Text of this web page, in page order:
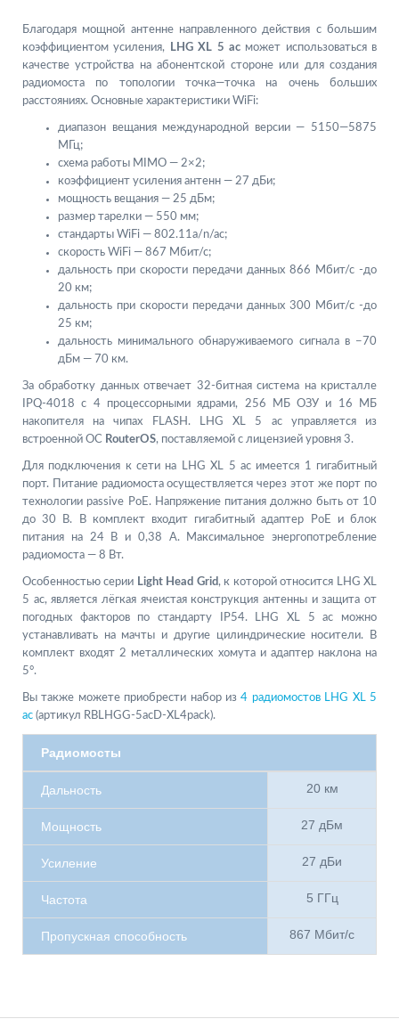
Благодаря мощной антенне направленного действия с большим
коэффициентом усиления,
LHG XL 5 acможет использоваться в
качестве устройства на абонентской стороне или для создания
радиомоста по топологии точка—точка на очень больших
расстояниях. Основные характеристики WiFi:
диапазон вещания международной версии — 5150—5875
МГц;
схема работы MIMO — 2×2;
коэффициент усиления антенн — 27 дБи;
мощность вещания — 25 дБм;
размер тарелки — 550 мм;
стандарты WiFi — 802.11a/n/ac;
скорость WiFi — 867 Мбит/с;
дальность при скорости передачи данных 866 Мбит/с -до
20 км;
дальность при скорости передачи данных 300 Мбит/с -до
25 км;
дальность минимального обнаруживаемого сигнала в −70
дБм — 70 км.
За обработку данных отвечает 32-битная система на кристалле
IPQ-4018 с 4 процессорными ядрами, 256 МБ ОЗУ и 16 МБ
накопителя на чипах FLASH. LHG XL 5 ac управляется из
встроенной ОС RouterOS, поставляемой с лицензией уровня 3.
Для подключения к сети на LHG XL 5 ac имеется 1 гигабитный
порт. Питание радиомоста осуществляется через этот же порт по
технологии passive PoE. Напряжение питания должно быть от 10
до 30 В. В комплект входит гигабитный адаптер PoE и блок
питания на 24 В и 0,38 А. Максимальное энергопотребление
радиомоста — 8 Вт.
Особенностью серии Light Head Grid, к которой относится LHG XL
5 ac, является лёгкая ячеистая конструкция антенны и защита от
погодных факторов по стандарту IP54. LHG XL 5 ac можно
устанавливать на мачты и другие цилиндрические носители. В
комплект входят 2 металлических хомута и адаптер наклона на
5°.
Вы также можете приобрести набор из4 радиомостов LHG XL 5
ac (артикул RBLHGG-5acD-XL4pack).
Радиомосты
Дальность 20 км
Мощность 27 дБм
Усиление 27 дБи
Частота 5 ГГц
Пропускная способность 867 Мбит/с